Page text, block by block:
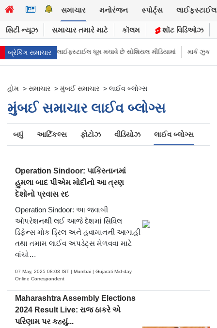
સમાચાર મનોરંજન સ્પોર્ટ્સ લાઈફસ્ટાઈલ
સિટી ન્યૂઝ સમાચાર તમારે માટે કૉલમ શૉટ વિડિઓઝ
બ્રેકિંગ સમાચાર
લાઈફસ્ટાઈલ ધૂમ મચાવે છે સોશિયલ મીડિયામાં માર્ક ઝુકરબર્ગે માની
હોમ > સમાચાર > મુંબઈ સમાચાર > લાઈવ બ્લોગ્સ
મુંબઈ સમાચાર લાઈવ બ્લોગ્સ
બધું આર્ટિકલ્સ ફોટોઝ વીડિયોઝ લાઈવ બ્લોગ્સ
Operation Sindoor: પાકિસ્તાનમાં
હુમલા બાદ પીએમ મોદીનો આ ત્રણ
દેશોનો પ્રવાસ રદ
Operation Sindoor: આ જવાબી
ઓપરેશનથી લઈ આજે દેશમાં સિવિલ
ડિફેન્સ મોક ડ્રિલ અને હવામાનની આગાહી
તથા તમામ લાઈવ અપડેટ્સ મેળવવા માટે
વાંચો…
07 May, 2025 08:03 IST | Mumbai | Gujarati Mid-day
Online Correspondent
Maharashtra Assembly Elections
2024 Result Live: રાજ ઠાકરે એ
પરિણામ પર કહ્યું...